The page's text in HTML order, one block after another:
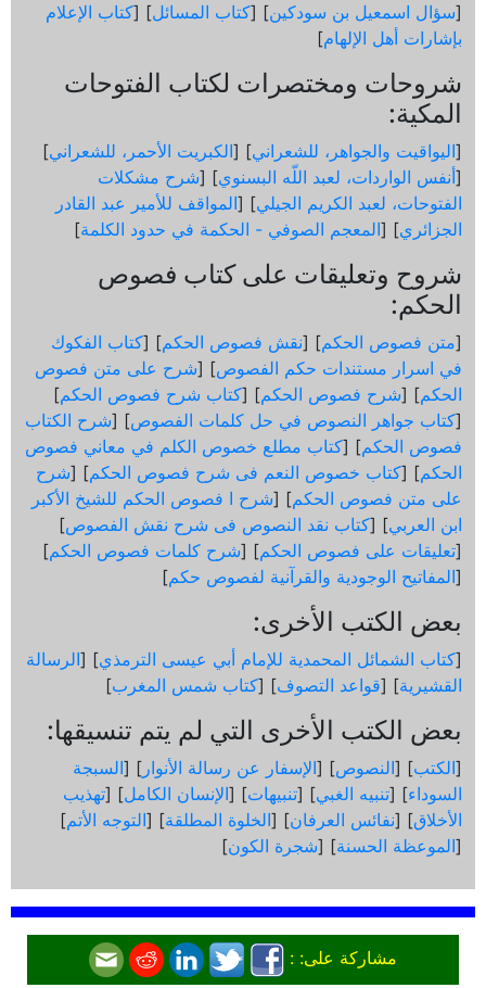
[سؤال اسمعيل بن سودكين] [كتاب المسائل] [كتاب الإعلام
بإشارات أهل الإلهام]
شروحات ومختصرات لكتاب الفتوحات
المكية:
[اليواقيت والجواهر، للشعراني] [الكبريت الأحمر، للشعراني]
[أنفس الواردات، لعبد اللّه البسنوي] [شرح مشكلات
الفتوحات، لعبد الكريم الجيلي] [المواقف للأمير عبد القادر
الجزائري] [المعجم الصوفي - الحكمة في حدود الكلمة]
شروح وتعليقات على كتاب فصوص
الحكم:
[متن فصوص الحكم] [نقش فصوص الحكم] [كتاب الفكوك
في اسرار مستندات حكم الفصوص] [شرح على متن فصوص
الحكم] [شرح فصوص الحكم] [كتاب شرح فصوص الحكم]
[كتاب جواهر النصوص في حل كلمات الفصوص] [شرح الكتاب
فصوص الحكم] [كتاب مطلع خصوص الكلم في معاني فصوص
الحكم] [كتاب خصوص النعم فى شرح فصوص الحكم] [شرح
على متن فصوص الحكم] [شرح ا فصوص الحكم للشيخ الأكبر
ابن العربي] [كتاب نقد النصوص فى شرح نقش الفصوص]
[تعليقات على فصوص الحكم] [شرح كلمات فصوص الحكم]
[المفاتيح الوجودية والقرآنیة لفصوص حكم]
بعض الكتب الأخرى:
[كتاب الشمائل المحمدية للإمام أبي عيسى الترمذي] [الرسالة
القشيرية] [قواعد التصوف] [كتاب شمس المغرب]
بعض الكتب الأخرى التي لم يتم تنسيقها:
[الكتب] [النصوص] [الإسفار عن رسالة الأنوار ] [السبجة
السوداء] [تنبيه الغبي] [تنبيهات] [الإنسان الكامل] [تهذيب
الأخلاق] [نفائس العرفان] [الخلوة المطلقة] [التوجه الأتم]
[الموعظة الحسنة] [شجرة الكون]
مشاركة على: :